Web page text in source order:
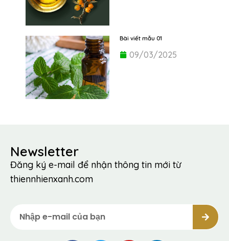
Bài viết mẫu 01
09/03/2025
Newsletter
Đăng ký e-mail để nhận thông tin mới từ
thiennhienxanh.com